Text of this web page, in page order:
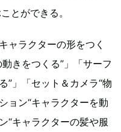
とができる。
ャラクターの形をつく
きをつくる”」「サーフ
”」「セット＆カメラ“物
ョン“キャラクターを動
“キャラクターの髪や服